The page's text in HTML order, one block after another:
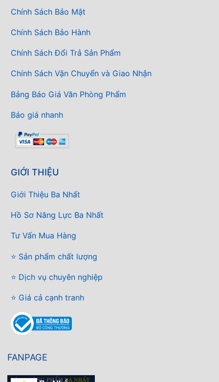
Chính Sách Bảo Mật
Chính Sách Bảo Hành
Chính Sách Đổi Trả Sản Phẩm
Chính Sách Vận Chuyển và Giao Nhận
Bảng Báo Giá Văn Phòng Phẩm
Báo giá nhanh
GIỚI THIỆU
Giới Thiệu Ba Nhất
Hồ Sơ Năng Lực Ba Nhất
Tư Vấn Mua Hàng
⭐ Sản phẩm chất lượng
⭐ Dịch vụ chuyên nghiệp
⭐ Giá cả cạnh tranh
FANPAGE